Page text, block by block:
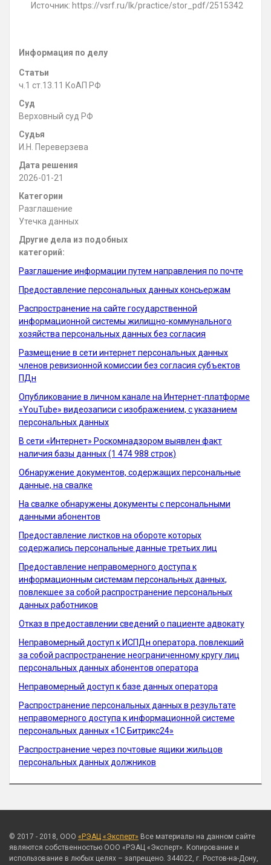
Источник: https://vsrf.ru/lk/practice/stor_pdf/2515342
Информация по делу
Статьи
ч.1 ст.13.11 КоАП РФ
Суд
Верховный суд РФ
Судья
И.Н. Переверзева
Дата решения
2026-01-21
Категории
Разглашение
Утечка данных
Другие дела из подобных
категорий:
Разглашение информации путем направления по почте
Предоставление персональных данных консьержам
Распространение на сайте государственной
информационной системы жилищно-коммунального
хозяйства персональных данных без согласия
Размещение в сети интернет персональных данных
членов ревизионной комиссии без согласия субъектов
ПДн
Опубликование в личном канале на Интернет-платформе
«YouTube» видеозаписи с изображением, с указанием
персональных данных
В сети «Интернет» Роскомнадзором выявлен факт
наличия базы данных (1 474 988 строк)
Обнаружение документов, содержащих персональные
данные, на свалке
На свалке обнаружены документы c персональными
данными абонентов
Предоставление листков на обороте которых
содержались персональные данные третьих лиц
Предоставление неправомерного доступа к
информационным системам персональных данных,
повлекшее за собой распространение персональных
данных работников
Отказ в предоставлении сведений о пациенте адвокату
Неправомерный доступ к ИСПДн оператора, повлекший
за собой распространение неограниченному кругу лиц
персональных данных абонентов оператора
Неправомерный доступ к базе данных оператора
Распространение персональных данных в результате
неправомерного доступа к информационной системе
персональных данных «1С Битрикс24»
Распространение через почтовые ящики жильцов
персональных данных должников
© 2017 - 2018, ООО «РЭАЦ «Эксперт» Все материалы на данном сайте
являются собственностью ООО «РЭАЦ «Эксперт». Копирование и
использование в любых целях – запрещено. 344022, г. Ростов-на-Дону,